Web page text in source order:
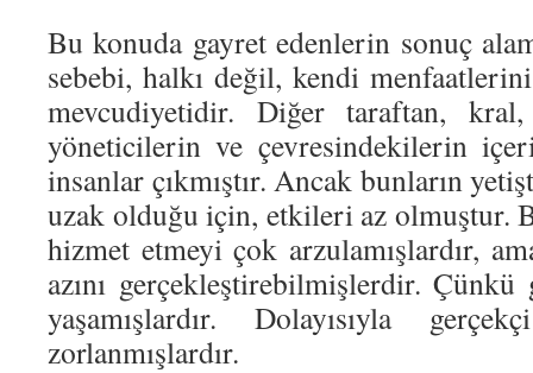
Bu konuda gayret edenlerin sonuç
sebebi, halkı değil, kendi
mevcudiyetidir. Diğer taraftan,
yöneticilerin ve çevresindekilerin
insanlar çıkmıştır. Ancak bunların
uzak olduğu için, etkileri az olmuştur.
hizmet etmeyi çok arzulamışlardır,
azını gerçekleştirebilmişlerdir.
yaşamışlardır. Dolayısıyla
zorlanmışlardır.